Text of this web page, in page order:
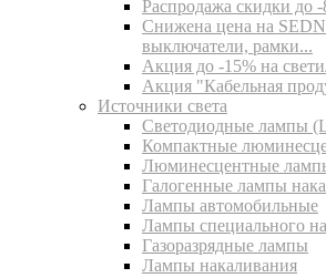
Распродажа скидки до -
Cнижена цена на
выключатели, рамки...
Акция до -15% на
Акция "Кабельная
Источники света
Светодиодные лампы
Компактные
Люминесцентные
Галогенные лампы
Лампы автомобильные
Лампы специального
Газоразрядные лампы
Лампы накаливания